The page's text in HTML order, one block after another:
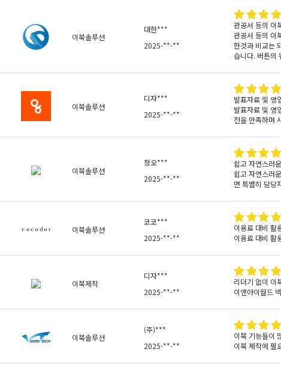
이북솔루션
대한***
2025-**-**
관공서 등의 이
관공서 등의 이
한것과 비교는
습니다. 버튼의
이북솔루션
디자***
2025-**-**
발표자료 및 영
발표자료 및 영
전을 만족하며
이북솔루션
청오***
2025-**-**
쉽고 자연스러
쉽고 자연스러
면 특별히 담당
이북솔루션
코코***
2025-**-**
이용료 대비 활
이용료 대비 활
이북제작
디자***
2025-**-**
리더기 없이 이
이앤아이월드
이북솔루션
(주)***
2025-**-**
이북 기능들이
이북 제작에 필